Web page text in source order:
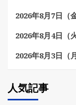
2026年8月7日（
2026年8月4日（
2026年8月3日（
人気記事